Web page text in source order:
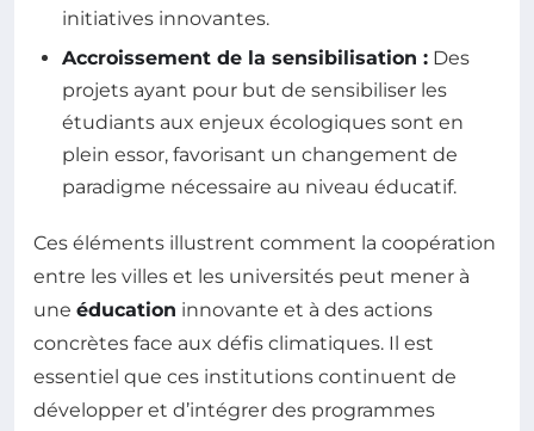
initiatives innovantes.
Accroissement de la sensibilisation : Des
projets ayant pour but de sensibiliser les
étudiants aux enjeux écologiques sont en
plein essor, favorisant un changement de
paradigme nécessaire au niveau éducatif.
Ces éléments illustrent comment la coopération
entre les villes et les universités peut mener à
une éducation innovante et à des actions
concrètes face aux défis climatiques. Il est
essentiel que ces institutions continuent de
développer et d’intégrer des programmes